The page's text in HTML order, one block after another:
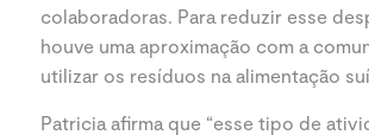
colaboradoras. Para reduzir esse
houve uma aproximação com a
utilizar os resíduos na alimentação
Patricia afirma que “esse tipo de